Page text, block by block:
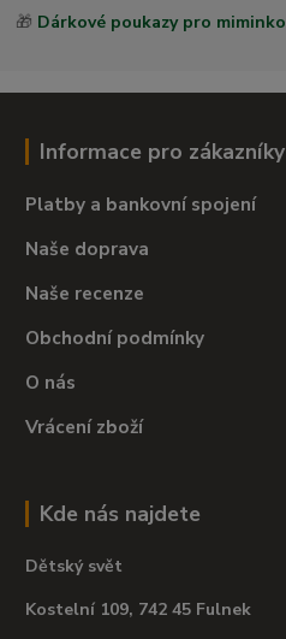
🎁 Dárkové poukazy pro miminko
Informace pro zákazníky
Platby a bankovní spojení
Naše doprava
Naše recenze
Obchodní podmínky
O nás
Vrácení zboží
Kde nás najdete
Dětský svět
Kostelní 109, 742 45 Fulnek